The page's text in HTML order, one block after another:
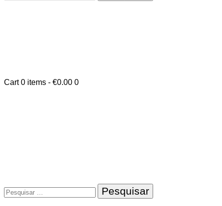
Cart 0 items - €0.00 0
Pesquisar
por: